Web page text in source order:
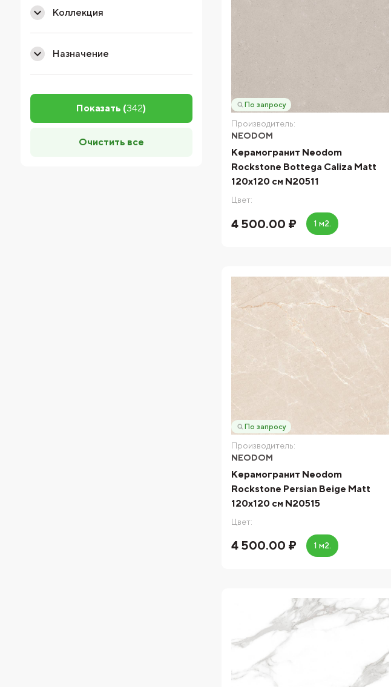
Коллекция
Назначение
Показать (342)
Очистить все
По запросу
Производитель:
NEODOM
Керамогранит Neodom
Rockstone Bottega Caliza Matt
120x120 см N20511
Цвет:
4 500.00 ₽ 1 м2.
По запросу
Производитель:
NEODOM
Керамогранит Neodom
Rockstone Persian Beige Matt
120x120 см N20515
Цвет:
4 500.00 ₽ 1 м2.